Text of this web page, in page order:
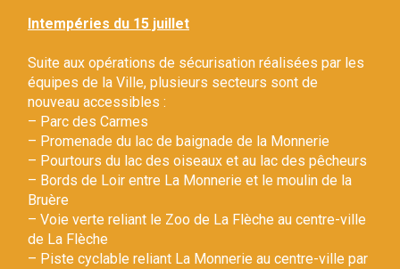
Intempéries du 15 juillet
Suite aux opérations de sécurisation réalisées par les
équipes de la Ville, plusieurs secteurs sont de
nouveau accessibles :
– Parc des Carmes
– Promenade du lac de baignade de la Monnerie
– Pourtours du lac des oiseaux et au lac des pêcheurs
– Bords de Loir entre La Monnerie et le moulin de la
Bruère
– Voie verte reliant le Zoo de La Flèche au centre-ville
de La Flèche
– Piste cyclable reliant La Monnerie au centre-ville par